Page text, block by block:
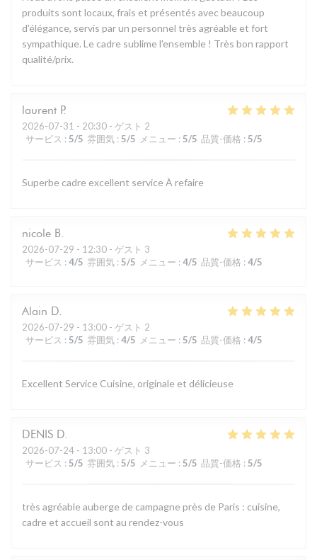
produits sont locaux, frais et présentés avec beaucoup
d'élégance, servis par un personnel très agréable et fort
sympathique. Le cadre sublime l'ensemble ! Très bon rapport
qualité/prix.
laurent P
2026-07-31 - 20:30 - ゲスト 2
サービス : 5/5 雰囲気 : 5/5 メニュー : 5/5 品質-価格 : 5/5
Superbe cadre excellent service À refaire
nicole B
2026-07-29 - 12:30 - ゲスト 3
サービス : 4/5 雰囲気 : 5/5 メニュー : 4/5 品質-価格 : 4/5
Alain D
2026-07-29 - 13:00 - ゲスト 2
サービス : 5/5 雰囲気 : 4/5 メニュー : 5/5 品質-価格 : 4/5
Excellent Service Cuisine, originale et délicieuse
DENIS D
2026-07-24 - 13:00 - ゲスト 3
サービス : 5/5 雰囲気 : 5/5 メニュー : 5/5 品質-価格 : 5/5
très agréable auberge de campagne près de Paris : cuisine,
cadre et accueil sont au rendez-vous